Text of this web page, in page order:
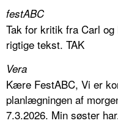
festABC
Tak for kritik fra Carl
rigtige tekst. TAK
Vera
Kære FestABC, Vi er
planlægningen af
7.3.2026. Min søster